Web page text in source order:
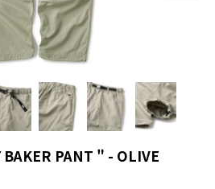
BAKER PANT " - OLIVE